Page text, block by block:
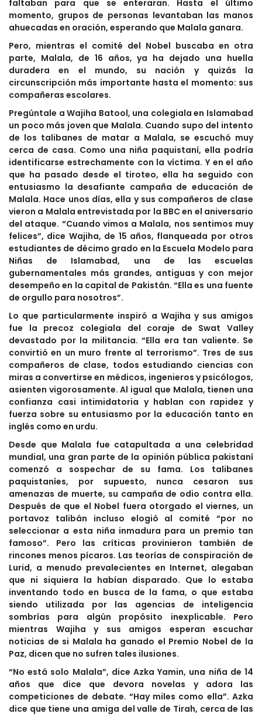
faltaban para que se enteraran. Hasta el último
momento, grupos de personas levantaban las manos
ahuecadas en oración, esperando que Malala ganara.
Pero, mientras el comité del Nobel buscaba en otra
parte, Malala, de 16 años, ya ha dejado una huella
duradera en el mundo, su nación y quizás la
circunscripción más importante hasta el momento: sus
compañeras escolares.
Pregúntale a Wajiha Batool, una colegiala en Islamabad
un poco más joven que Malala. Cuando supo del intento
de los talibanes de matar a Malala, se escuchó muy
cerca de casa. Como una niña paquistaní, ella podría
identificarse estrechamente con la víctima. Y en el año
que ha pasado desde el tiroteo, ella ha seguido con
entusiasmo la desafiante campaña de educación de
Malala. Hace unos días, ella y sus compañeros de clase
vieron a Malala entrevistada por la BBC en el aniversario
del ataque. “Cuando vimos a Malala, nos sentimos muy
felices”, dice Wajiha, de 15 años, flanqueada por otros
estudiantes de décimo grado en la Escuela Modelo para
Niñas de Islamabad, una de las escuelas
gubernamentales más grandes, antiguas y con mejor
desempeño en la capital de Pakistán. “Ella es una fuente
de orgullo para nosotros”.
Lo que particularmente inspiró a Wajiha y sus amigos
fue la precoz colegiala del coraje de Swat Valley
devastado por la militancia. “Ella era tan valiente. Se
convirtió en un muro frente al terrorismo”. Tres de sus
compañeros de clase, todos estudiando ciencias con
miras a convertirse en médicos, ingenieros y psicólogos,
asienten vigorosamente. Al igual que Malala, tienen una
confianza casi intimidatoria y hablan con rapidez y
fuerza sobre su entusiasmo por la educación tanto en
inglés como en urdu.
Desde que Malala fue catapultada a una celebridad
mundial, una gran parte de la opinión pública pakistaní
comenzó a sospechar de su fama. Los talibanes
paquistaníes, por supuesto, nunca cesaron sus
amenazas de muerte, su campaña de odio contra ella.
Después de que el Nobel fuera otorgado el viernes, un
portavoz talibán incluso elogió al comité “por no
seleccionar a esta niña inmadura para un premio tan
famoso”. Pero las críticas provinieron también de
rincones menos pícaros. Las teorías de conspiración de
Lurid, a menudo prevalecientes en Internet, alegaban
que ni siquiera la habían disparado. Que lo estaba
inventando todo en busca de la fama, o que estaba
siendo utilizada por las agencias de inteligencia
sombrías para algún propósito inexplicable. Pero
mientras Wajiha y sus amigos esperan escuchar
noticias de si Malala ha ganado el Premio Nobel de la
Paz, dicen que no sufren tales ilusiones.
“No está solo Malala”, dice Azka Yamin, una niña de 14
años que dice que devora novelas y adora las
competiciones de debate. “Hay miles como ella”. Azka
dice que tiene una amiga del valle de Tirah, cerca de las